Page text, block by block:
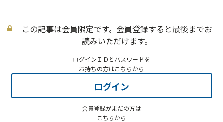
この記事は会員限定です。会員登録すると最後までお
読みいただけます。
ログインＩＤとパスワードを
お持ちの方はこちらから
ログイン
会員登録がまだの方は
こちらから